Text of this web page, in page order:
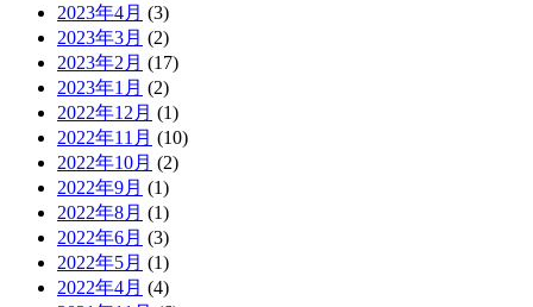
2023年4月 (3)
2023年3月 (2)
2023年2月 (17)
2023年1月 (2)
2022年12月 (1)
2022年11月 (10)
2022年10月 (2)
2022年9月 (1)
2022年8月 (1)
2022年6月 (3)
2022年5月 (1)
2022年4月 (4)